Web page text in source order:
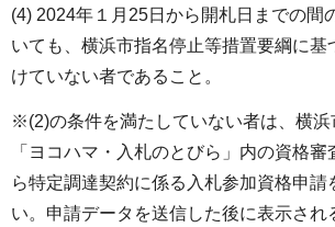
(4) 2024年１月25日から開札日までの間
いても、横浜市指名停止等措置要綱に基
けていない者であること。
※(2)の条件を満たしていない者は、横浜
「ヨコハマ・入札のとびら」内の資格
ら特定調達契約に係る入札参加資格申請
い。申請データを送信した後に表示され